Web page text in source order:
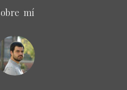
mí